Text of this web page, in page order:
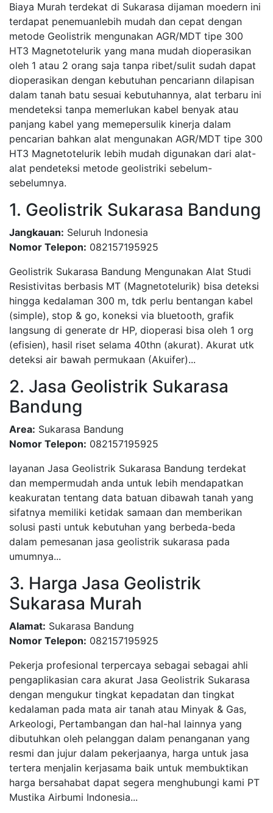
Biaya Murah terdekat di Sukarasa dijaman moedern ini
terdapat penemuanlebih mudah dan cepat dengan
metode Geolistrik mengunakan AGR/MDT tipe 300
HT3 Magnetotelurik yang mana mudah dioperasikan
oleh 1 atau 2 orang saja tanpa ribet/sulit sudah dapat
dioperasikan dengan kebutuhan pencariann dilapisan
dalam tanah batu sesuai kebutuhannya, alat terbaru ini
mendeteksi tanpa memerlukan kabel benyak atau
panjang kabel yang memepersulik kinerja dalam
pencarian bahkan alat mengunakan AGR/MDT tipe 300
HT3 Magnetotelurik lebih mudah digunakan dari alat-
alat pendeteksi metode geolistriki sebelum-
sebelumnya.
1. Geolistrik Sukarasa Bandung
Jangkauan: Seluruh Indonesia
Nomor Telepon: 082157195925
Geolistrik Sukarasa Bandung Mengunakan Alat Studi
Resistivitas berbasis MT (Magnetotelurik) bisa deteksi
hingga kedalaman 300 m, tdk perlu bentangan kabel
(simple), stop & go, koneksi via bluetooth, grafik
langsung di generate dr HP, dioperasi bisa oleh 1 org
(efisien), hasil riset selama 40thn (akurat). Akurat utk
deteksi air bawah permukaan (Akuifer)...
2. Jasa Geolistrik Sukarasa
Bandung
Area: Sukarasa Bandung
Nomor Telepon: 082157195925
layanan Jasa Geolistrik Sukarasa Bandung terdekat
dan mempermudah anda untuk lebih mendapatkan
keakuratan tentang data batuan dibawah tanah yang
sifatnya memiliki ketidak samaan dan memberikan
solusi pasti untuk kebutuhan yang berbeda-beda
dalam pemesanan jasa geolistrik sukarasa pada
umumnya...
3. Harga Jasa Geolistrik
Sukarasa Murah
Alamat: Sukarasa Bandung
Nomor Telepon: 082157195925
Pekerja profesional terpercaya sebagai sebagai ahli
pengaplikasian cara akurat Jasa Geolistrik Sukarasa
dengan mengukur tingkat kepadatan dan tingkat
kedalaman pada mata air tanah atau Minyak & Gas,
Arkeologi, Pertambangan dan hal-hal lainnya yang
dibutuhkan oleh pelanggan dalam penanganan yang
resmi dan jujur dalam pekerjaanya, harga untuk jasa
tertera menjalin kerjasama baik untuk membuktikan
harga bersahabat dapat segera menghubungi kami PT
Mustika Airbumi Indonesia...